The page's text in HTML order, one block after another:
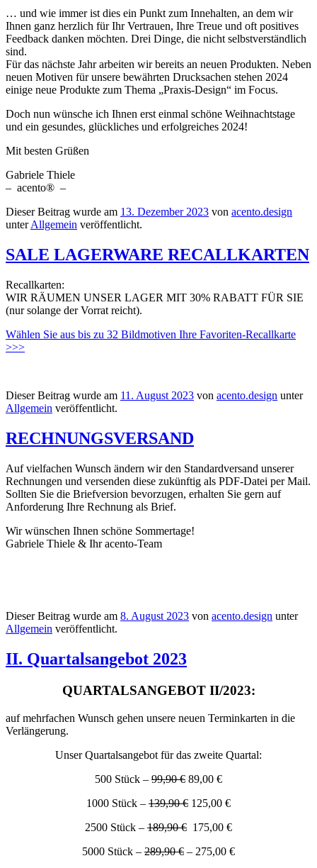
… und wie immer ist dies ein Punkt zum Innehalten, an dem wir
Ihnen ganz herzlich für Ihr Vertrauen, Ihre Treue und oft positives
Feedback danken möchten. Drei Dinge, die nicht selbstverständlich
sind.
Für das nächste Jahr arbeiten wir bereits an neuen Produkten. Neben
neuen Motiven für unsere bewährten Drucksachen stehen 2024
einige neue Produkte zum Thema „Praxis-Design“ im Focus.
Doch nun wünsche ich Ihnen erst einmal schöne Weihnachtstage
und ein gesundes, glückliches und erfolgreiches 2024!
Mit besten Grüßen
Gabriele Thiele
– acento® –
Dieser Beitrag wurde am 13. Dezember 2023 von acento.design
unterAllgemein veröffentlicht.
SALE LAGERWARE RECALLKARTEN
Recallkarten:
WIR RÄUMEN UNSER LAGER MIT 30% RABATT FÜR SIE
(nur solange der Vorrat reicht).
Wählen Sie aus bis zu 32 Bildmotiven Ihre Favoriten-Recallkarte
>>>
Dieser Beitrag wurde am 11. August 2023 von acento.design unter
Allgemein veröffentlicht.
RECHNUNGSVERSAND
Auf vielfachen Wunsch ändern wir den Standardversand unserer
Rechnungen und versenden diese zukünftig als PDF-Datei per Mail.
Sollten Sie die Briefversion bevorzugen, erhalten Sie gern auf
Anforderung Ihre Rechnung als Brief.
Wir wünschen Ihnen schöne Sommertage!
Gabriele Thiele & Ihr acento-Team
Dieser Beitrag wurde am 8. August 2023 von acento.design unter
Allgemein veröffentlicht.
II. Quartalsangebot 2023
QUARTALSANGEBOT II/2023:
auf mehrfachen Wunsch gehen unsere neuen Terminkarten in die
Verlängerung.
Unser Quartalsangebot für das zweite Quartal:
500 Stück – 99,90 € 89,00 €
1000 Stück – 139,90 € 125,00 €
2500 Stück – 189,90 € 175,00 €
5000 Stück – 289,90 € – 275,00 €